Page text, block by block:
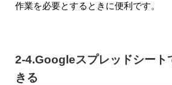
作業を必要とするときに便利です。
2-4.Googleスプレッドシート
きる